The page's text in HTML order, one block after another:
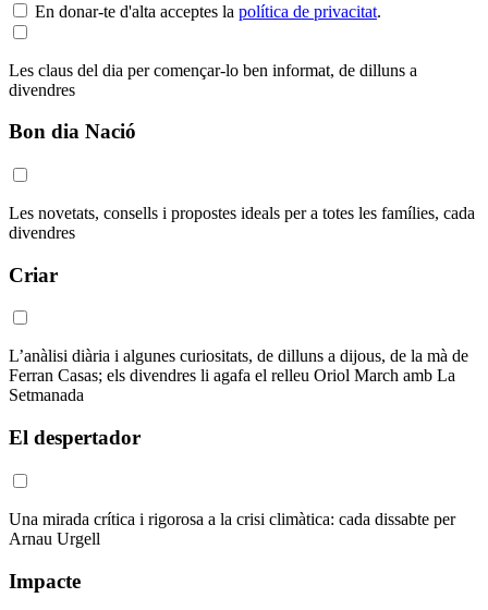
En donar-te d'alta acceptes la política de privacitat.
Les claus del dia per començar-lo ben informat, de dilluns a
divendres
Bon dia Nació
Les novetats, consells i propostes ideals per a totes les famílies, cada
divendres
Criar
L’anàlisi diària i algunes curiositats, de dilluns a dijous, de la mà de
Ferran Casas; els divendres li agafa el relleu Oriol March amb La
Setmanada
El despertador
Una mirada crítica i rigorosa a la crisi climàtica: cada dissabte per
Arnau Urgell
Impacte